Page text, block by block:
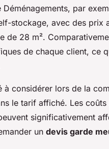
Déménagements, par
stockage, avec des
de 28 m².
de chaque client, ce
à considérer lors de la
le tarif affiché. Les
significativement
un devis garde